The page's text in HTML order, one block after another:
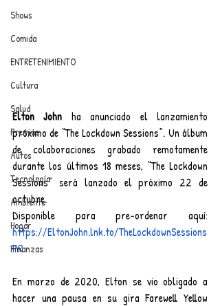
dinamicaseltrendytop@gmail.com
Shows
Comida
ENTRETENIMIENTO
Cultura
Salud
Premios
Autos
Tecnología
Ambiente
Hogar
Finanzas
Elton John ha anunciado el lanzamiento
próximo de “The Lockdown Sessions”. Un álbum
de colaboraciones grabado remotamente
durante los últimos 18 meses, “The Lockdown
Sessions” será lanzado el próximo 22 de
octubre.
https://EltonJohn.lnk.to/TheLockdownSessions
PR
En marzo de 2020, Elton se vio obligado a
hacer una pausa en su gira Farewell Yellow